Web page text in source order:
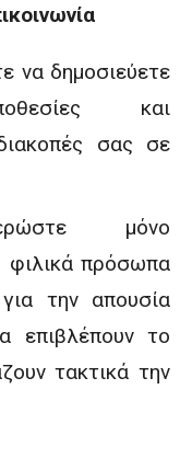
να δημοσιεύετε
και
σας σε
μόνο
φιλικά πρόσωπα
την απουσία
επιβλέπουν το
τακτικά την